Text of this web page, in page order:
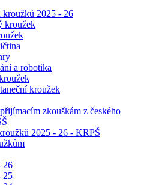
2025 - 26
kroužek
a robotika
kroužek
zkouškám z českého
2025 - 26 - KRPŠ
26
25